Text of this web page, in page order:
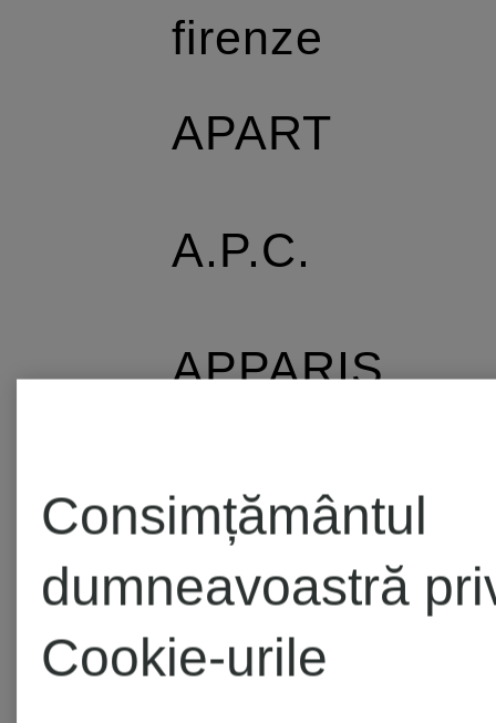
firenze
APART
A.P.C.
APPARIS
AQUANOVA
AQUAZZURA
Consimțământul
dumneavoastră
Cookie-urile